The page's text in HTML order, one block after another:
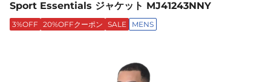
Sport Essentials ジャケット MJ41243NNY
3%OFF 20%OFFクーポン SALE MENS